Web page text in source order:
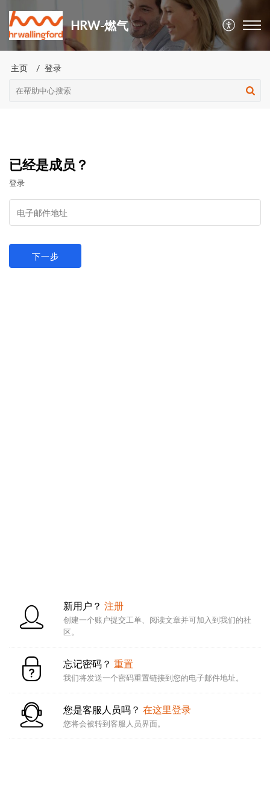
HRW-燃气
主页 登录
已经是成员？
登录
新用户？ 注册
创建一个账户提交工单、阅读文章并可加入到我们的社
区。
忘记密码？ 重置
我们将发送一个密码重置链接到您的电子邮件地址。
您是客服人员吗？ 在这里登录
您将会被转到客服人员界面。